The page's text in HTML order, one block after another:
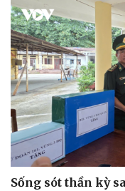
Sống sót thần kỳ